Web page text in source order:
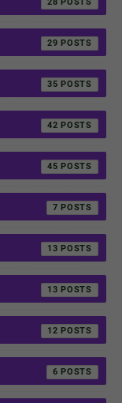
29
35
42
45
7
13
13
12
6